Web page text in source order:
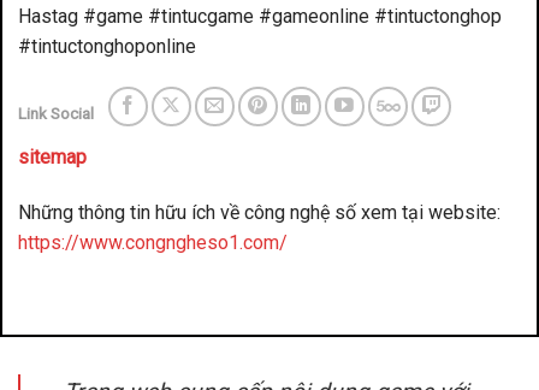
Hastag #game #tintucgame #gameonline #tintuctonghop
#tintuctonghoponline
Link Social
sitemap
Những thông tin hữu ích về công nghệ số xem tại website:
https://www.congngheso1.com/